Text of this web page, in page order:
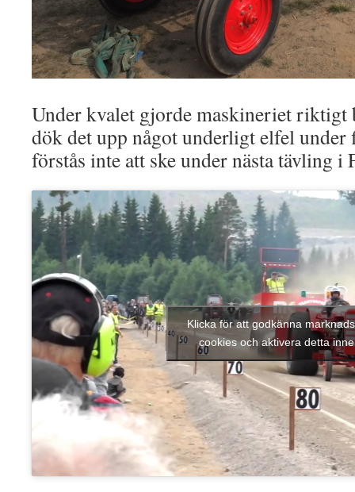
Under kvalet gjorde maskineriet
dök det upp något underligt elfel under
förstås inte att ske under nästa tävling i
Klicka för att godkänna
cookies och aktivera detta